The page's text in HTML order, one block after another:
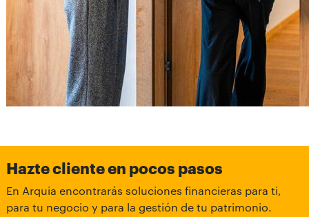
Hazte cliente en pocos pasos
En Arquia encontrarás soluciones financieras para ti,
para tu negocio y para la gestión de tu patrimonio.